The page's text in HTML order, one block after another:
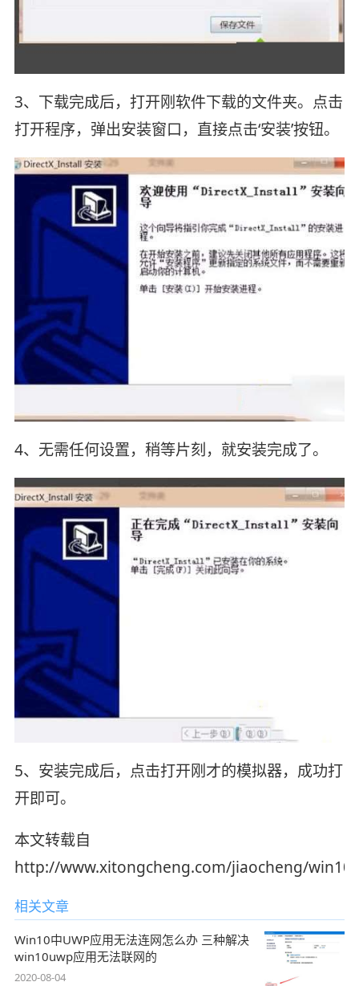
3、下载完成后，打开刚软件下载的文件夹。点击
打开程序，弹出安装窗口，直接点击‘安装’按钮。
4、无需任何设置，稍等片刻，就安装完成了。
5、安装完成后，点击打开刚才的模拟器，成功打
开即可。
本文转载自
http://www.xitongcheng.com/jiaocheng/
相关文章
Win10中UWP应用无法连网怎么办 三种解决
win10uwp应用无法联网的
2020-08-04